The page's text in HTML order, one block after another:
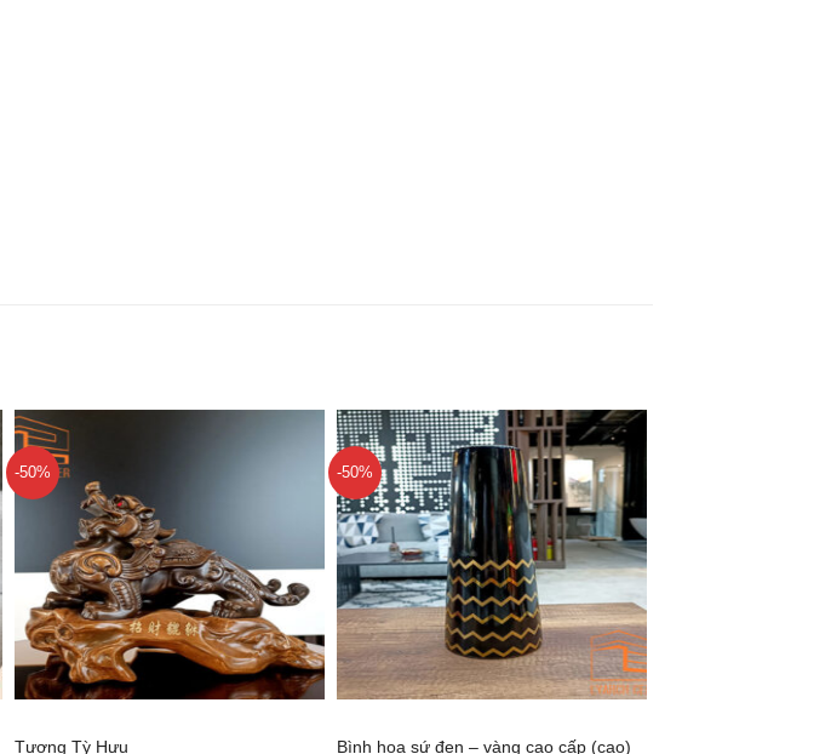
-50%
+
Tượng Tỳ Hưu
-50%
+
Bình hoa sứ đen – vàng cao cấp (cao)